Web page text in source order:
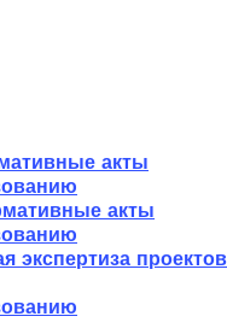
акты
акты
экспертиза